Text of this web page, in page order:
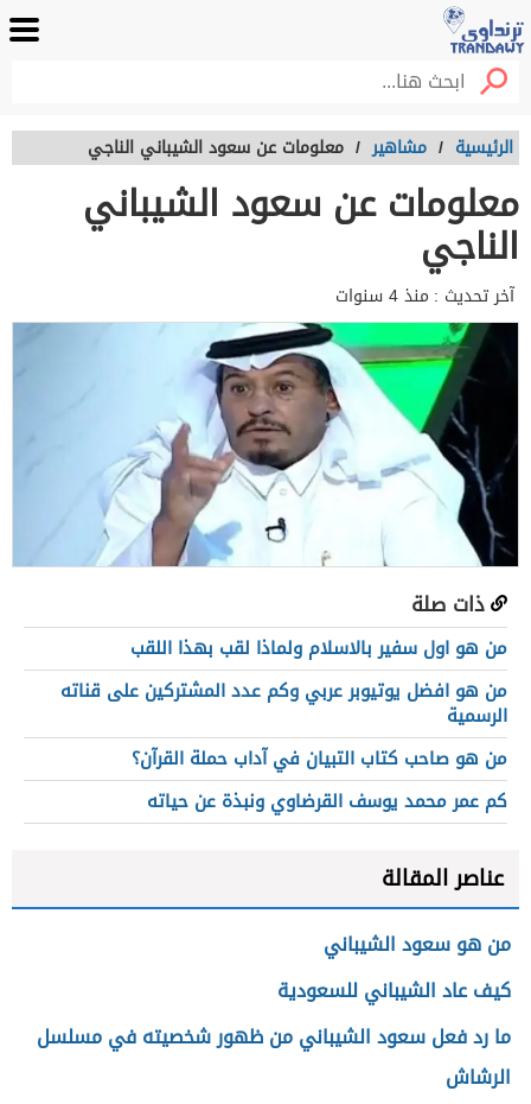
الرئيسية / مشاهير / معلومات عن سعود الشيباني الناجي
معلومات عن سعود الشيباني
الناجي
آخر تحديث : منذ 4 سنوات
ذات صلة
من هو اول سفير بالاسلام ولماذا لقب بهذا اللقب
من هو افضل يوتيوبر عربي وكم عدد المشتركين على قناته
الرسمية
من هو صاحب كتاب التبيان في آداب حملة القرآن؟
كم عمر محمد يوسف القرضاوي ونبذة عن حياته
عناصر المقالة
من هو سعود الشيباني
كيف عاد الشيباني للسعودية
ما رد فعل سعود الشيباني من ظهور شخصيته في مسلسل
الرشاش